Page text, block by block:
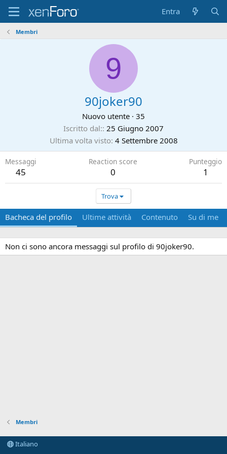
Entra
Membri
9
90joker90
Nuovo utente · 35
Iscritto dal: 25 Giugno 2007
Ultima volta visto 4 Settembre 2008
Messaggi
45
Reaction score
0
Punteggio
1
Trova
Bacheca del profilo Ultime attività Contenuto Su di me
Non ci sono ancora messaggi sul profilo di 90joker90.
Membri
Italiano